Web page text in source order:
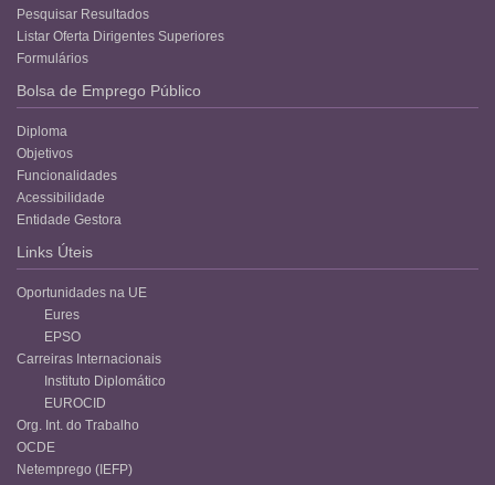
Pesquisar Resultados
Listar Oferta Dirigentes Superiores
Formulários
Bolsa de Emprego Público
Diploma
Objetivos
Funcionalidades
Acessibilidade
Entidade Gestora
Links Úteis
Oportunidades na UE
Eures
EPSO
Carreiras Internacionais
Instituto Diplomático
EUROCID
Org. Int. do Trabalho
OCDE
Netemprego (IEFP)